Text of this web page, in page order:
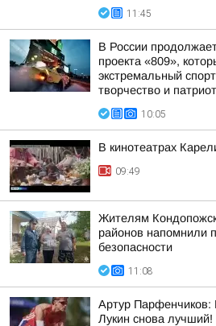
11:45
В России
проекта «809»,
экстремальный
творчество и
10:05
В кинотеатрах
09:49
Жителям
районов напомнили
безопасности
11:08
Артур Парфенчиков:
Лукин снова лучший!